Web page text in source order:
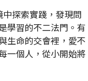
探索實踐，發現問
學習的不二法門。有
生命的交會裡，愛不
一個人，從小開始將